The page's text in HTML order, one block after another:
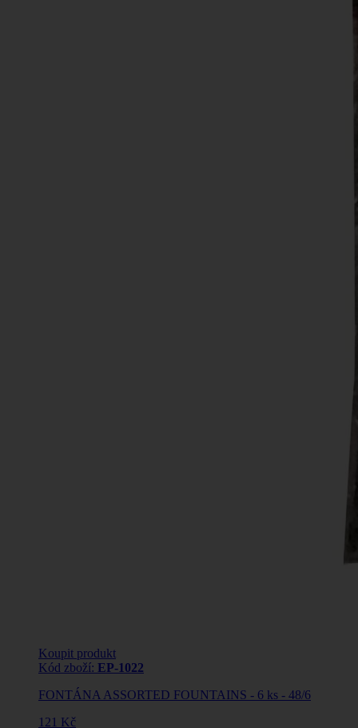
Koupit produkt
Kód zboží: EP-1022
FONTÁNA ASSORTED FOUNTAINS - 6 ks - 48/6
121 Kč